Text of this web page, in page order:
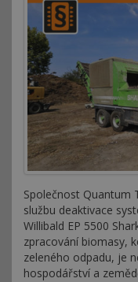
Společnost Quantum
službu deaktivace
Willibald EP 5500
zpracování biomasy,
zeleného odpadu, je
hospodářství a